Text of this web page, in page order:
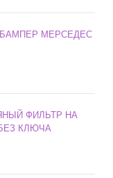
МЕРСЕДЕС
ФИЛЬТР НА
КЛЮЧА